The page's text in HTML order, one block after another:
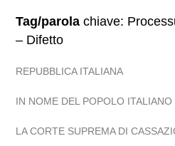
Tag/parola chiave:
– Difetto
REPUBBLICA ITALIANA
IN NOME DEL POPOLO ITALIANO
LA CORTE SUPREMA DI